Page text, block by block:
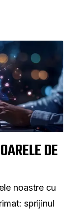
DE
noastre cu
sprijinul